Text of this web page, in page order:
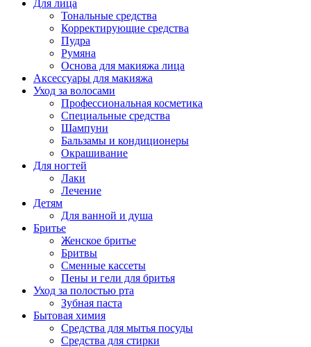
Для лица
Тональные средства
Корректирующие средства
Пудра
Румяна
Основа для макияжа лица
Аксессуары для макияжа
Уход за волосами
Профессиональная косметика
Специальные средства
Шампуни
Бальзамы и кондиционеры
Окрашивание
Для ногтей
Лаки
Лечение
Детям
Для ванной и душа
Бритье
Женское бритье
Бритвы
Сменные кассеты
Пены и гели для бритья
Уход за полостью рта
Зубная паста
Бытовая химия
Средства для мытья посуды
Средства для стирки